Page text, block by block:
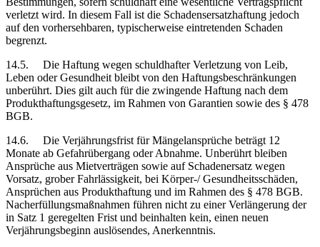
verletzt wird. In diesem Fall ist die Schadensersatzhaftung jedoch
auf den vorhersehbaren, typischerweise eintretenden Schaden
begrenzt.
14.5. Die Haftung wegen schuldhafter Verletzung von Leib,
Leben oder Gesundheit bleibt von den Haftungsbeschränkungen
unberührt. Dies gilt auch für die zwingende Haftung nach dem
Produkthaftungsgesetz, im Rahmen von Garantien sowie des § 478
BGB.
14.6. Die Verjährungsfrist für Mängelansprüche beträgt 12
Monate ab Gefahrübergang oder Abnahme. Unberührt bleiben
Ansprüche aus Mietverträgen sowie auf Schadenersatz wegen
Vorsatz, grober Fahrlässigkeit, bei Körper-/ Gesundheitsschäden,
Ansprüchen aus Produkthaftung und im Rahmen des § 478 BGB.
Nacherfüllungsmaßnahmen führen nicht zu einer Verlängerung der
in Satz 1 geregelten Frist und beinhalten kein, einen neuen
Verjährungsbeginn auslösendes, Anerkenntnis.